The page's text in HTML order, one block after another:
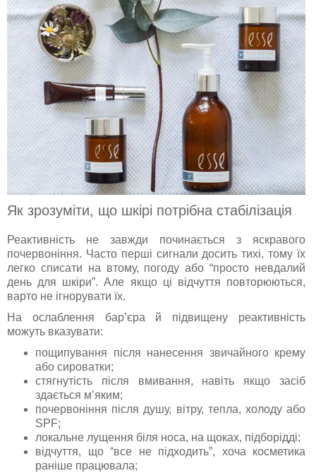
Як зрозуміти, що шкірі потрібна стабілізація
Реактивність не завжди починається з яскравого
почервоніння. Часто перші сигнали досить тихі, тому їх
легко списати на втому, погоду або “просто невдалий
день для шкіри”. Але якщо ці відчуття повторюються,
варто не ігнорувати їх.
На ослаблення бар’єра й підвищену реактивність
можуть вказувати:
пощипування після нанесення звичайного крему
або сироватки;
стягнутість після вмивання, навіть якщо засіб
здається м’яким;
почервоніння після душу, вітру, тепла, холоду або
SPF;
локальне лущення біля носа, на щоках, підборідді;
відчуття, що “все не підходить”, хоча косметика
раніше працювала;